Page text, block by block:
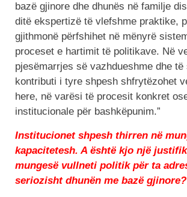
bazë gjinore dhe dhunës në familje
ditë ekspertizë të vlefshme praktike,
gjithmonë përfshihet në mënyrë
proceset e hartimit të politikave. Në
pjesëmarrjes së vazhdueshme dhe të
kontributi i tyre shpesh shfrytëzohet
here, në varësi të procesit konkret
institucionale për bashkëpunim.”
Institucionet shpesh thirren në
kapacitetesh. A është kjo një
mungesë vullneti politik për ta
seriozisht dhunën me bazë gjinore?